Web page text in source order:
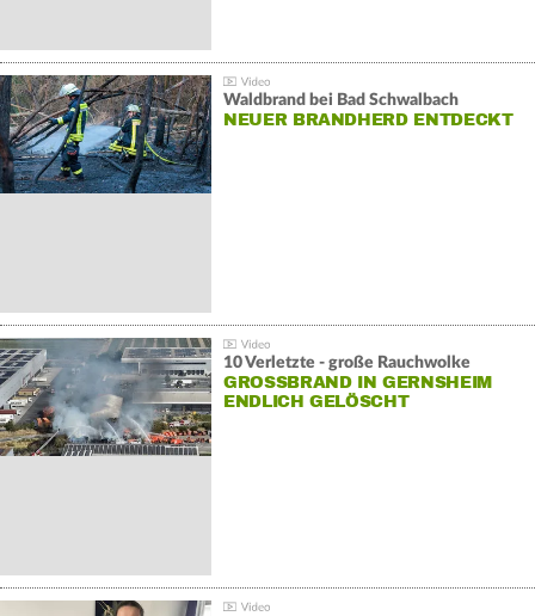
Waldbrand bei Bad Schwalbach
NEUER BRANDHERD ENTDECKT
10 Verletzte - große Rauchwolke
GROSSBRAND IN GERNSHEIM E
NDLICH GELÖSCHT